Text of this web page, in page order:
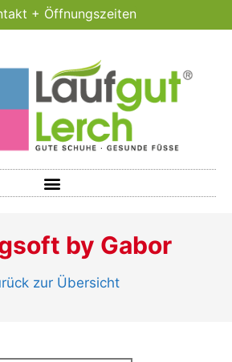
+ Öffnungszeiten
by Gabor
zur Übersicht